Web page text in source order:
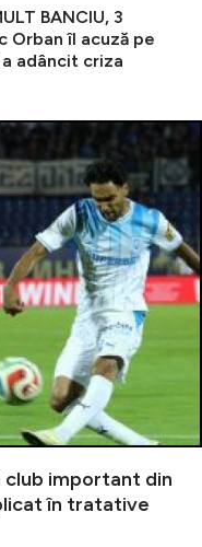
BANCIU, 3
Orban îl acuză pe
a adâncit criza
club important din
în tratative